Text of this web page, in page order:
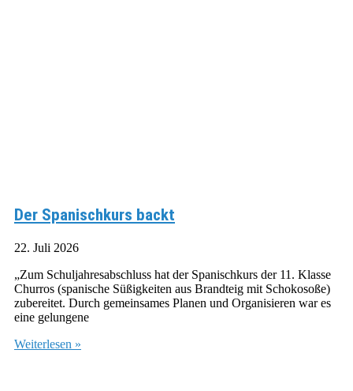
Der Spanischkurs backt
22. Juli 2026
„Zum Schuljahresabschluss hat der Spanischkurs der 11. Klasse
Churros (spanische Süßigkeiten aus Brandteig mit Schokosoße)
zubereitet. Durch gemeinsames Planen und Organisieren war es
eine gelungene
Weiterlesen »